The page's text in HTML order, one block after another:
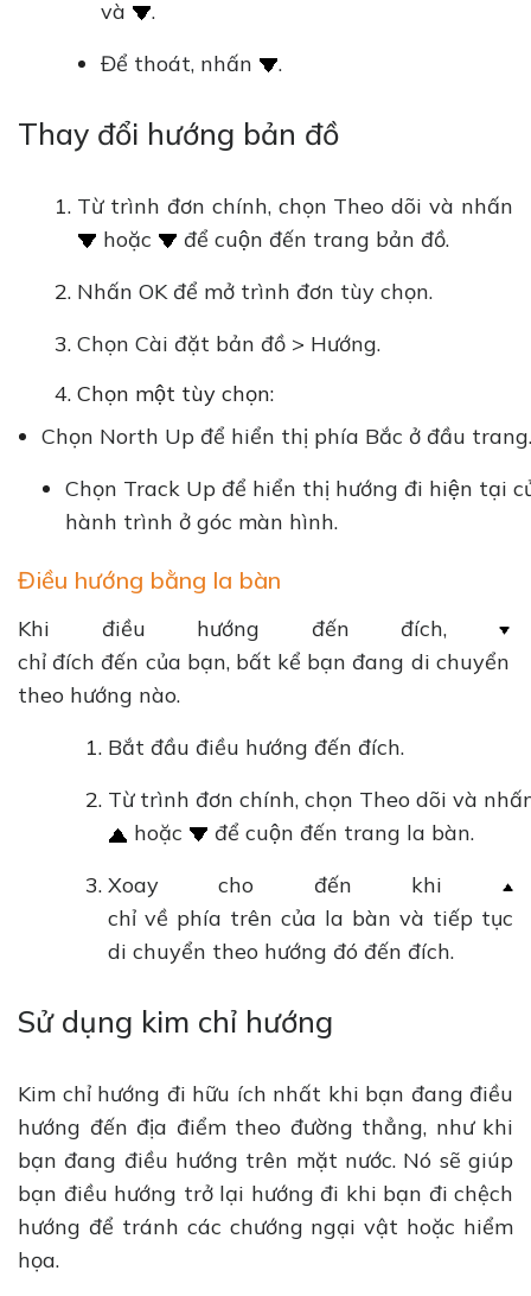
và
.
Để thoát, nhấn
.
Thay đổi hướng bản đồ
Từ trình đơn chính, chọn Theo dõi và nhấn
hoặc
để cuộn đến trang bản đồ.
Nhấn OK để mở trình đơn tùy chọn.
Chọn Cài đặt bản đồ > Hướng.
Chọn một tùy chọn:
Chọn North Up để hiển thị phía Bắc ở đầu trang.
Chọn Track Up để hiển thị hướng đi hiện tại
hành trình ở góc màn hình.
Điều hướng bằng la bàn
Khi điều hướng đến đích,
chỉ đích đến của bạn, bất kể bạn đang di chuyển
theo hướng nào.
Bắt đầu điều hướng đến đích.
Từ trình đơn chính, chọn Theo dõi và
hoặc
để cuộn đến trang la bàn.
Xoay cho đến khi
chỉ về phía trên của la bàn và tiếp tục
di chuyển theo hướng đó đến đích.
Sử dụng kim chỉ hướng
Kim chỉ hướng đi hữu ích nhất khi bạn đang điều
hướng đến địa điểm theo đường thẳng, như khi
bạn đang điều hướng trên mặt nước. Nó sẽ giúp
bạn điều hướng trở lại hướng đi khi bạn đi chệch
hướng để tránh các chướng ngại vật hoặc hiểm
họa.